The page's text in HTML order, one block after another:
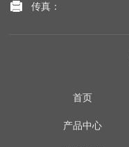
传真：
首页
产品中心